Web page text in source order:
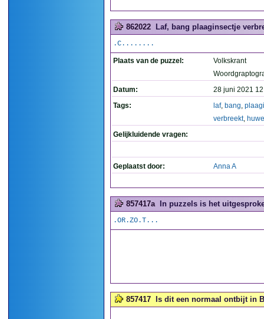
862022 Laf, bang plaaginsectje
.C........
Plaats van de puzzel:
Volkskrant
Datum:
28 juni 2021
Tags:
laf, bang,
verbreekt,
Gelijkluidende vragen:
Geplaatst door: Anna A
857417a In puzzels is het
.OR.ZO.T...
857417 Is dit een normaal ontbijt in